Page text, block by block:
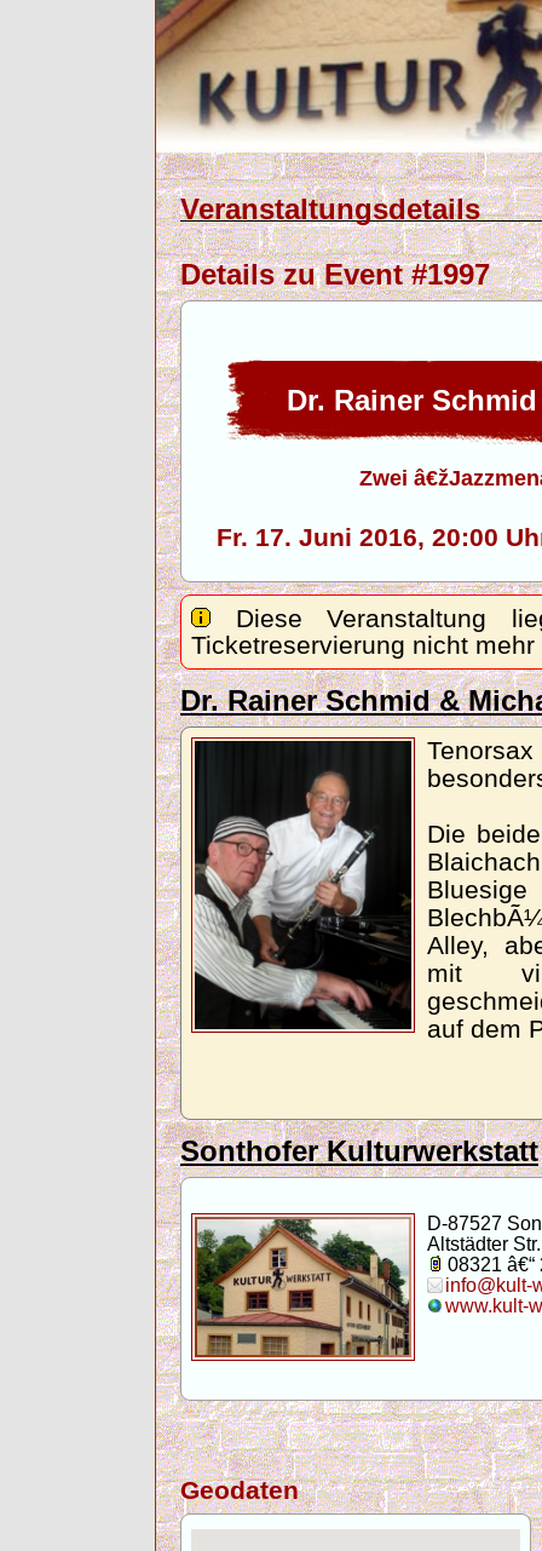
Veranstaltungsdetails
Details zu Event #1997
Dr. Rainer
Zwei
Fr. 17. Juni 2016,
Diese Veranstaltung
Ticketreservierung nicht
Dr. Rainer Schmid &
Die
Alley,
mit
auf dem
Sonthofer Kulturwerkstatt
D-87527
Altstädter
08321 â€“
info@kult-
www.kult-
Geodaten